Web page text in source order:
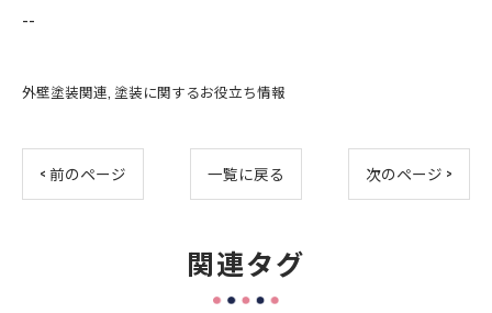
--
外壁塗装関連 塗装に関するお役立ち情報
< 前のページ 一覧に戻る 次のページ >
関連タグ